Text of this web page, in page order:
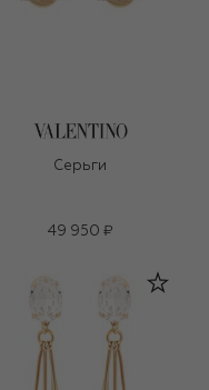
Серьги
49 950 ₽